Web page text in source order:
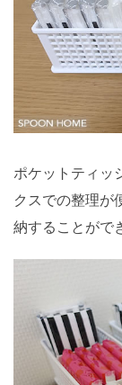
ポケットティッ
クスでの整理が
納することがで